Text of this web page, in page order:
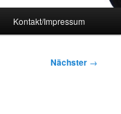
Kontakt/Impressum
Nächster →